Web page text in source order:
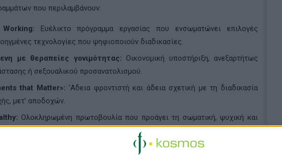
που περιλαμβάνουν:
Ευέλικτο πρόγραμμα εργασίας που ενσωματώνει επιλογές
τεχνολογίες που ψηφιοποιούν διαδικασίες.
με θεραπείες γονιμότητας: Οικονομική υποστήριξη, ανεξαρτήτως
ή σεξουαλικού προσανατολισμού.
that Matter»: 'Αδεια φροντιστή και άδεια σχετική με τη διαδικασία
μετ’ αποδοχών.
Ολοκληρωμένη πρωτοβουλία που προάγει τη σωματική, ψυχική και
μας δρουν ως κινητήριος δύναμη για όλα όσα επιτυγχάνουμε. Δεν